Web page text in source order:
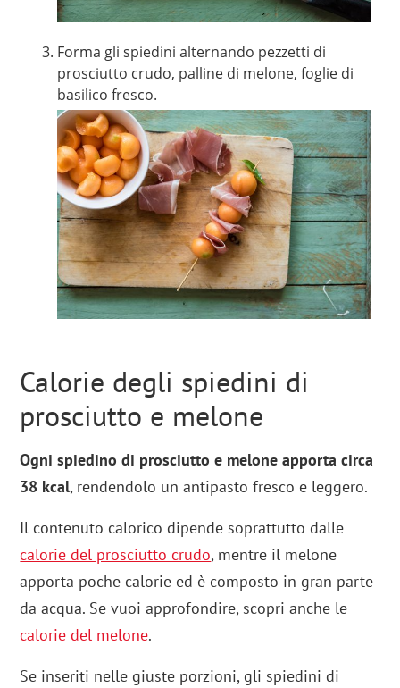
Forma gli spiedini alternando pezzetti di
prosciutto crudo, palline di melone, foglie di
basilico fresco.
Calorie degli spiedini di
prosciutto e melone
Ogni spiedino di prosciutto e melone apporta circa
38 kcal, rendendolo un antipasto fresco e leggero.
Il contenuto calorico dipende soprattutto dalle
calorie del prosciutto crudo, mentre il melone
apporta poche calorie ed è composto in gran parte
da acqua. Se vuoi approfondire, scopri anche le
calorie del melone.
Se inseriti nelle giuste porzioni, gli spiedini di